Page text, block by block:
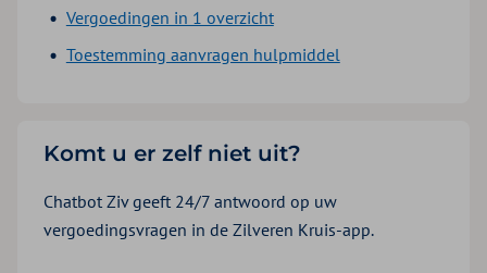
Vergoedingen in 1 overzicht
Toestemming aanvragen hulpmiddel
Komt u er zelf niet uit?
Chatbot Ziv geeft 24/7 antwoord op uw
vergoedingsvragen in de Zilveren Kruis-app.